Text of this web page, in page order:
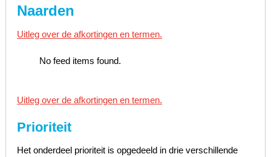
Naarden
Uitleg over de afkortingen en termen.
No feed items found.
Uitleg over de afkortingen en termen.
Prioriteit
Het onderdeel prioriteit is opgedeeld in drie verschillende